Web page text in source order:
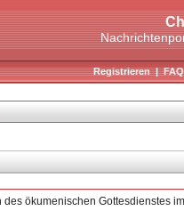
Registrieren|FAQ
ökumenischen Gottesdienstes